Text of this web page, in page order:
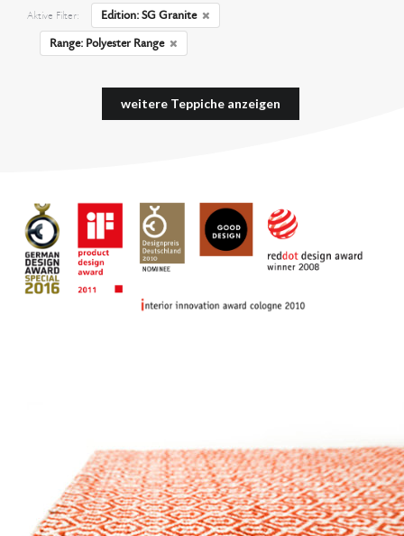
Aktive Filter:
Edition: SG Granite
Range: Polyester Range
weitere Teppiche anzeigen